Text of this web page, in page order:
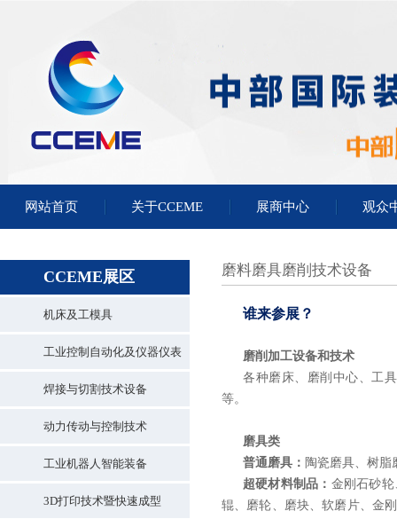
网站首页 关于CCEME 展商中心 观众
CCEME展区
机床及工模具
工业控制自动化及仪器仪表
焊接与切割技术设备
动力传动与控制技术
工业机器人智能装备
3D打印技术暨快速成型
磨料磨具磨削技术设备
谁来参展？
磨削加工设备和技术
各种磨床、磨削中心、工
等。
磨具类
普通磨具： 陶瓷磨具、树
超硬材料制品： 金刚石砂
辊、磨轮、磨块、软磨片、金